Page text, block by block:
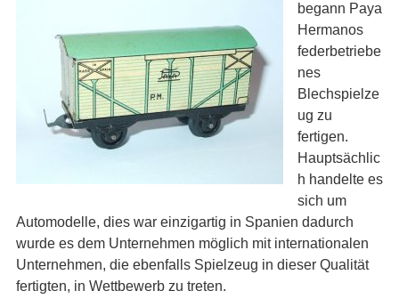
begann Paya
Hermanos
federbetriebe
nes
Blechspielze
ug zu
fertigen.
Hauptsächlic
h handelte es
sich um
Automodelle, dies war einzigartig in Spanien dadurch
wurde es dem Unternehmen möglich mit internationalen
Unternehmen, die ebenfalls Spielzeug in dieser Qualität
fertigten, in Wettbewerb zu treten.